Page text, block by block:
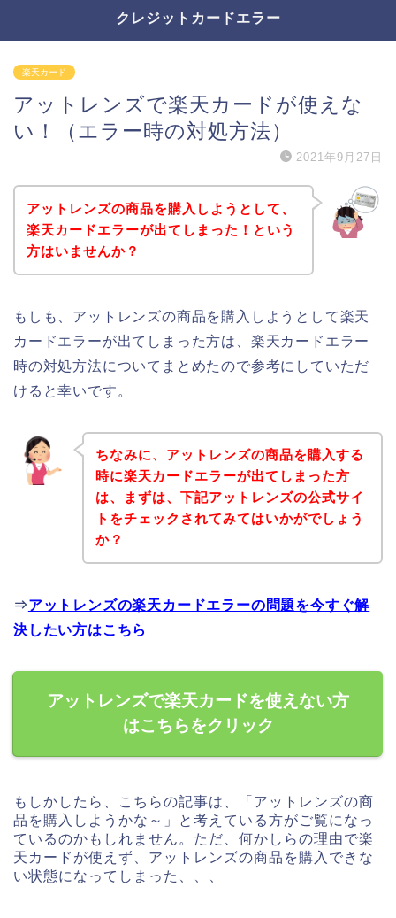
クレジットカードエラー
楽天カード
アットレンズで楽天カードが使えな
い！（エラー時の対処方法）
2021年9月27日
アットレンズの商品を購入しようとして、
楽天カードエラーが出てしまった！という
方はいませんか？
もしも、アットレンズの商品を購入しようとして楽天
カードエラーが出てしまった方は、楽天カードエラー
時の対処方法についてまとめたので参考にしていただ
けると幸いです。
ちなみに、アットレンズの商品を購入する
時に楽天カードエラーが出てしまった方
は、まずは、下記アットレンズの公式サイ
トをチェックされてみてはいかがでしょう
か？
⇒アットレンズの楽天カードエラーの問題を今すぐ解
決したい方はこちら
アットレンズで楽天カードを使えない方
はこちらをクリック
もしかしたら、こちらの記事は、「アットレンズの商
品を購入しようかな～」と考えている方がご覧になっ
ているのかもしれません。ただ、何かしらの理由で楽
天カードが使えず、アットレンズの商品を購入できな
い状態になってしまった、、、